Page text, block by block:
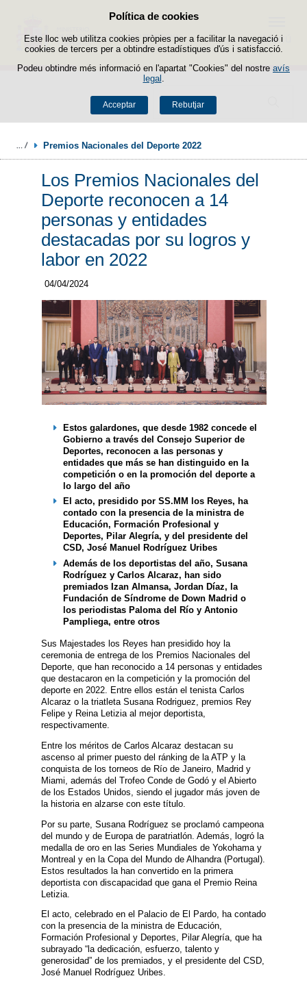
Política de cookies
Este lloc web utilitza cookies pròpies per a facilitar la navegació i
cookies de tercers per a obtindre estadístiques d'ús i satisfacció.
Podeu obtindre més informació en l'apartat "Cookies" del nostre avís
legal
Acceptar Rebutjar
Passar al contingut
Buscador
Menú
Premios Nacionales del Deporte 2022
Los Premios Nacionales del
Deporte reconocen a 14
personas y entidades
destacadas por su logros y
labor en 2022
04/04/2024
Estos galardones, que desde 1982 concede el
Gobierno a través del Consejo Superior de
Deportes, reconocen a las personas y
entidades que más se han distinguido en la
competición o en la promoción del deporte a
lo largo del año
El acto, presidido por SS.MM los Reyes, ha
contado con la presencia de la ministra de
Educación, Formación Profesional y
Deportes, Pilar Alegría, y del presidente del
CSD, José Manuel Rodríguez Uribes
Además de los deportistas del año, Susana
Rodríguez y Carlos Alcaraz, han sido
premiados Izan Almansa, Jordan Díaz, la
Fundación de Síndrome de Down Madrid o
los periodistas Paloma del Río y Antonio
Pampliega, entre otros
Sus Majestades los Reyes han presidido hoy la
ceremonia de entrega de los Premios Nacionales del
Deporte, que han reconocido a 14 personas y entidades
que destacaron en la competición y la promoción del
deporte en 2022. Entre ellos están el tenista Carlos
Alcaraz o la triatleta Susana Rodriguez, premios Rey
Felipe y Reina Letizia al mejor deportista,
respectivamente.
Entre los méritos de Carlos Alcaraz destacan su
ascenso al primer puesto del ránking de la ATP y la
conquista de los torneos de Río de Janeiro, Madrid y
Miami, además del Trofeo Conde de Godó y el Abierto
de los Estados Unidos, siendo el jugador más joven de
la historia en alzarse con este título.
Por su parte, Susana Rodríguez se proclamó campeona
del mundo y de Europa de paratriatlón. Además, logró la
medalla de oro en las Series Mundiales de Yokohama y
Montreal y en la Copa del Mundo de Alhandra (Portugal).
Estos resultados la han convertido en la primera
deportista con discapacidad que gana el Premio Reina
Letizia.
El acto, celebrado en el Palacio de El Pardo, ha contado
con la presencia de la ministra de Educación,
Formación Profesional y Deportes, Pilar Alegría, que ha
subrayado “la dedicación, esfuerzo, talento y
generosidad” de los premiados, y el presidente del CSD,
José Manuel Rodríguez Uribes.